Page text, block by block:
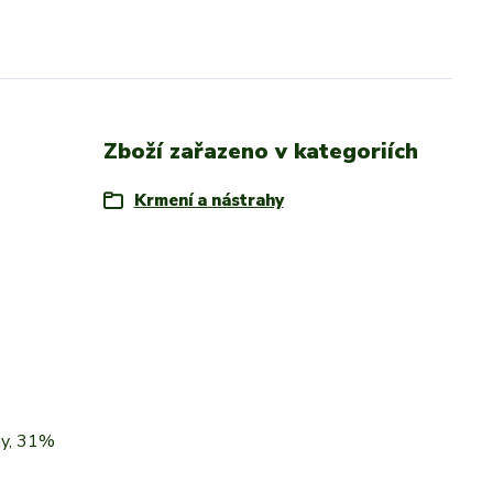
31%
Zboží zařazeno v kategoriích
Krmení a nástrahy